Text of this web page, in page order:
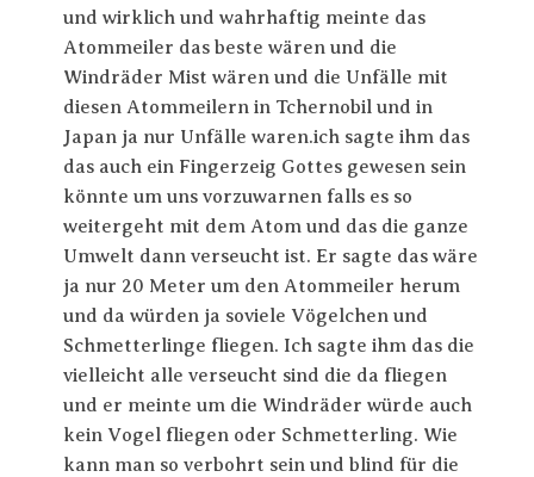
und wirklich und wahrhaftig meinte das
Atommeiler das beste wären und die
Windräder Mist wären und die Unfälle mit
diesen Atommeilern in Tchernobil und in
Japan ja nur Unfälle waren.ich sagte ihm das
das auch ein Fingerzeig Gottes gewesen sein
könnte um uns vorzuwarnen falls es so
weitergeht mit dem Atom und das die ganze
Umwelt dann verseucht ist. Er sagte das wäre
ja nur 20 Meter um den Atommeiler herum
und da würden ja soviele Vögelchen und
Schmetterlinge fliegen. Ich sagte ihm das die
vielleicht alle verseucht sind die da fliegen
und er meinte um die Windräder würde auch
kein Vogel fliegen oder Schmetterling. Wie
kann man so verbohrt sein und blind für die